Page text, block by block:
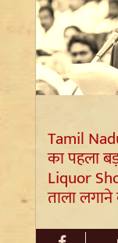
Tamil
का पहला
Liquor
ताला